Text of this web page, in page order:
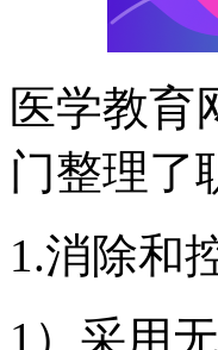
医学教育
门整理了
1.消除和
1）采用